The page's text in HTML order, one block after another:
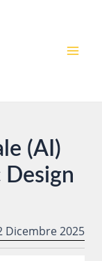
(AI)
Design
Dicembre 2025